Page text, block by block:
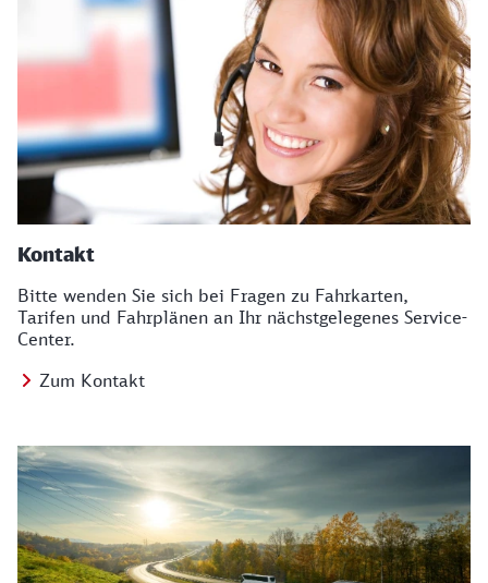
Kontakt
Bitte wenden Sie sich bei Fragen zu Fahrkarten,
Tarifen und Fahrplänen an Ihr nächstgelegenes Service-
Center.
Zum Kontakt